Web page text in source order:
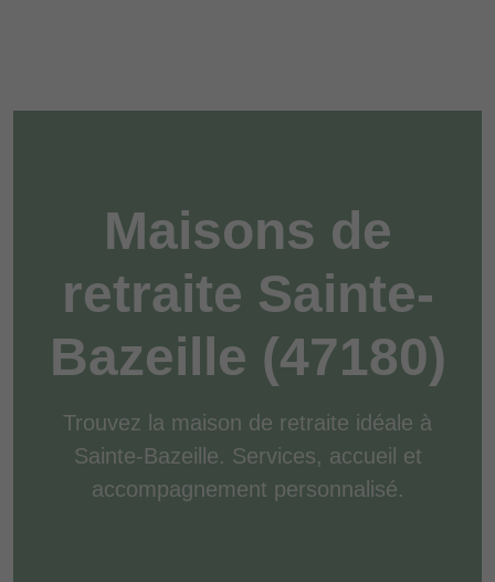
Maisons de
retraite Sainte-
Bazeille (47180)
Trouvez la maison de retraite idéale à
Sainte-Bazeille. Services, accueil et
accompagnement personnalisé.